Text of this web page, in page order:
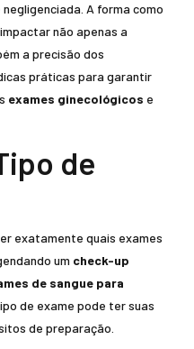
A forma como
não apenas a
a precisão dos
práticas para garantir
exames ginecológicos e
de
exatamente quais exames
um check-up
de sangue para
de exame pode ter suas
de preparação.